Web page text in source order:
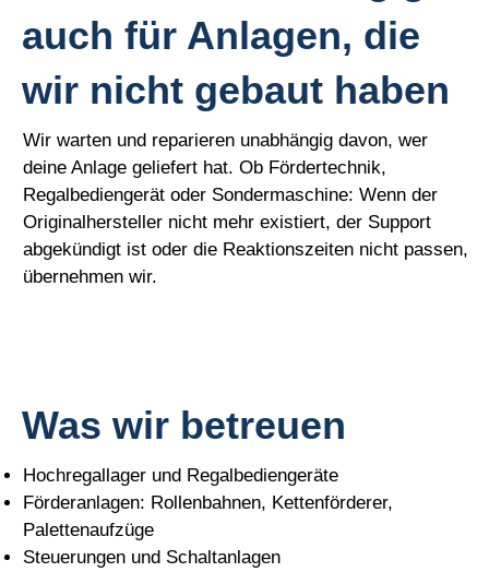
auch für Anlagen, die
wir nicht gebaut haben
Wir warten und reparieren unabhängig davon, wer
deine Anlage geliefert hat. Ob Fördertechnik,
Regalbediengerät oder Sondermaschine: Wenn der
Originalhersteller nicht mehr existiert, der Support
abgekündigt ist oder die Reaktionszeiten nicht passen,
übernehmen wir.
Was wir betreuen
Hochregallager und Regalbediengeräte
Förderanlagen: Rollenbahnen, Kettenförderer,
Palettenaufzüge
Steuerungen und Schaltanlagen